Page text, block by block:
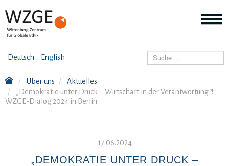
Deutsch English THEMEN
Suchen
Über uns
Aktuelles
„Demokratie unter Druck – Wirtschaft in der Verantwortung?!“ –
WZGE-Dialog 2024 in Berlin
17.06.2024
„DEMOKRATIE UNTER DRUCK –